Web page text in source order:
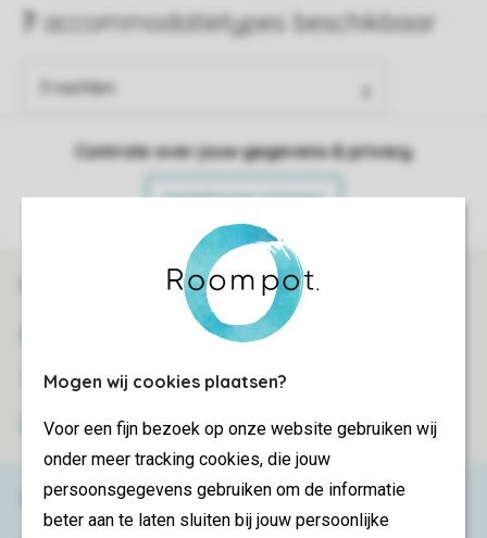
Mogen wij cookies plaatsen?
Voor een fijn bezoek op onze website gebruiken wij
onder meer tracking cookies, die jouw
persoonsgegevens gebruiken om de informatie
beter aan te laten sluiten bij jouw persoonlijke
Controle over jouw gegevens & privacy
Instellingen wijzigen
Veilig en snel online boeken
Veilige gegevensoverdracht
Veilige betaling
Service & contact